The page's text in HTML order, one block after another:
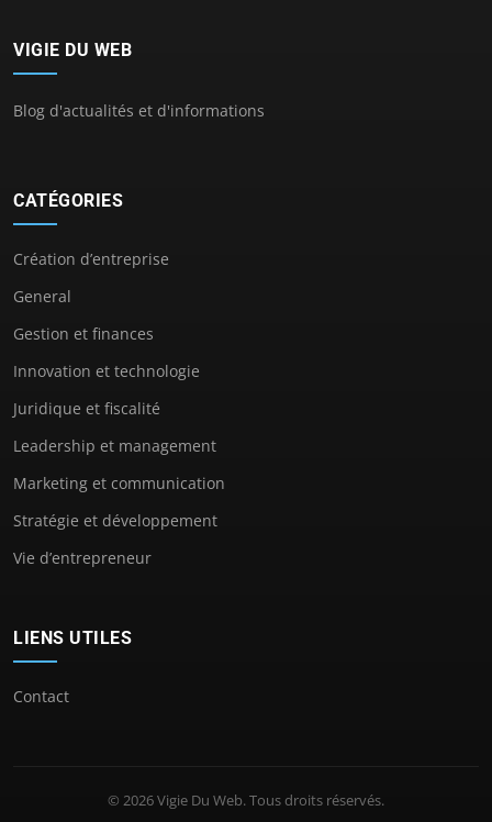
VIGIE DU WEB
Blog d'actualités et d'informations
CATÉGORIES
Création d’entreprise
General
Gestion et finances
Innovation et technologie
Juridique et fiscalité
Leadership et management
Marketing et communication
Stratégie et développement
Vie d’entrepreneur
LIENS UTILES
Contact
© 2026 Vigie Du Web. Tous droits réservés.